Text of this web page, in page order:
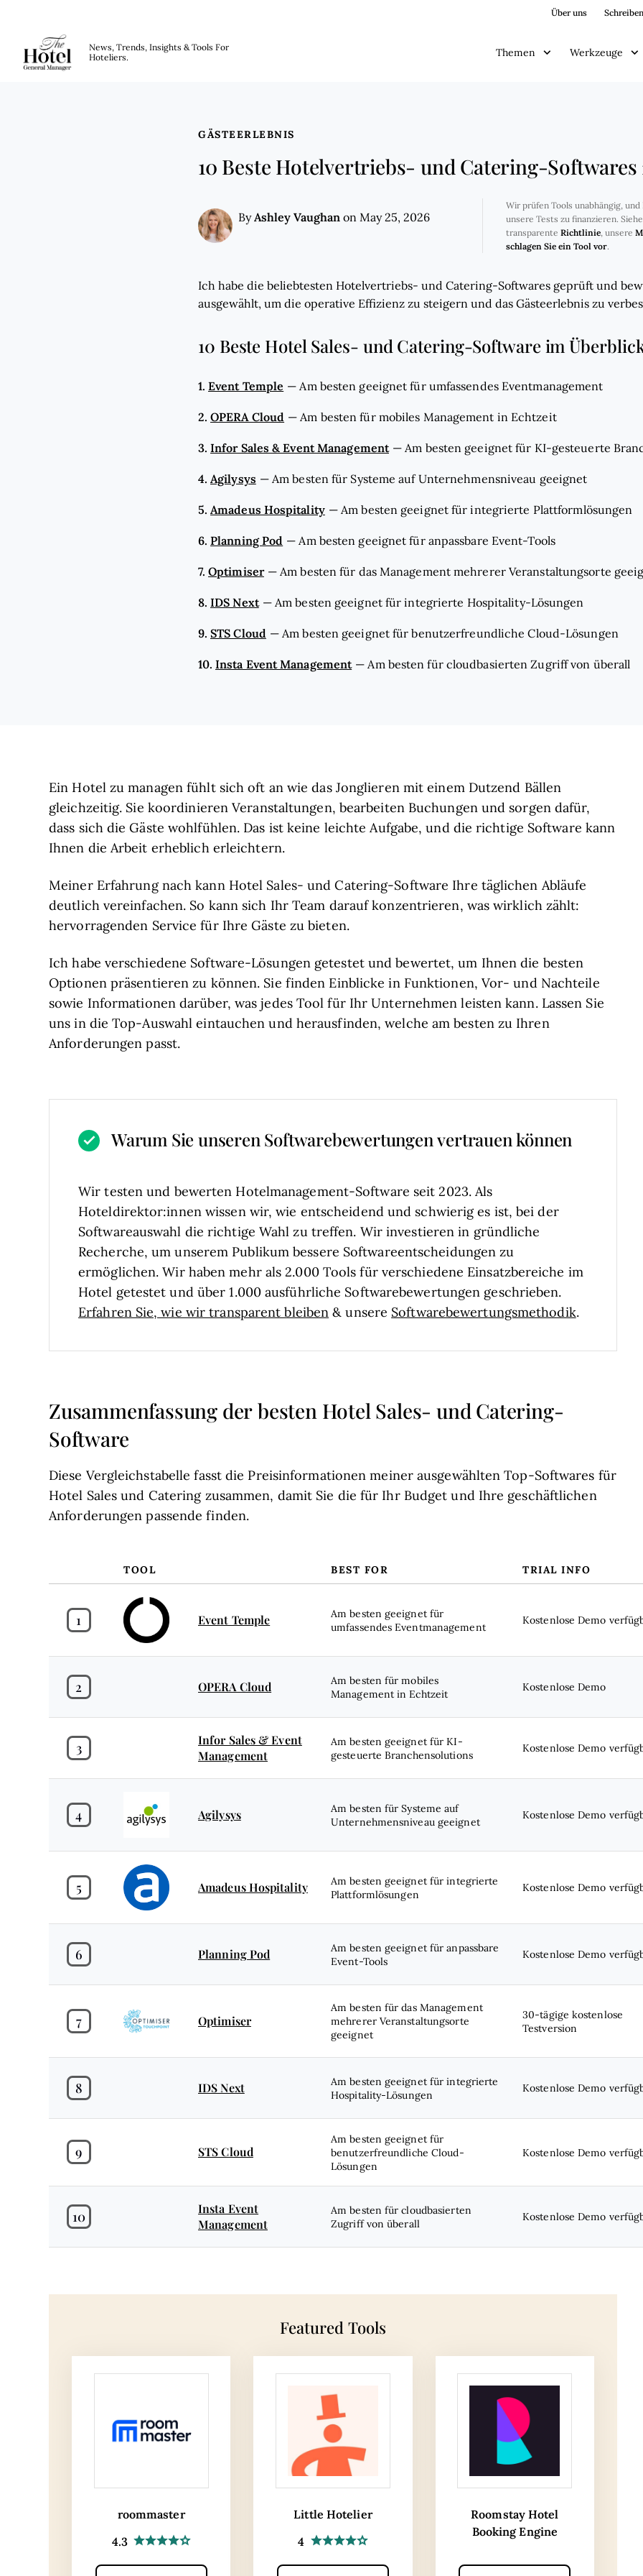
Über uns
News, Trends, Insights & Tools For
Hoteliers.
Themen Werkzeuge
GÄSTEERLEBNIS
10 Beste Hotelvertriebs- und Catering-Softwares
ByAshley Vaughanon May 25, 2026
Wir prüfen Tools unabhängig, und
unsere Tests zu finanzieren.
transparente Richtlinie, unsere
schlagen Sie ein Tool vor.
Ich habe die beliebtesten Hotelvertriebs- und Catering-Softwares geprüft und
ausgewählt, um die operative Effizienz zu steigern und das Gästeerlebnis zu
10 Beste Hotel Sales- und Catering-Software im
1. Event Temple — Am besten geeignet für umfassendes Eventmanagement
2. OPERA Cloud — Am besten für mobiles Management in Echtzeit
3. Infor Sales & Event Management — Am besten geeignet für KI-gesteuerte
4. Agilysys — Am besten für Systeme auf Unternehmensniveau geeignet
5. Amadeus Hospitality — Am besten geeignet für integrierte Plattformlösungen
6. Planning Pod — Am besten geeignet für anpassbare Event-Tools
7. Optimiser — Am besten für das Management mehrerer Veranstaltungsorte
8. IDS Next — Am besten geeignet für integrierte Hospitality-Lösungen
9. STS Cloud — Am besten geeignet für benutzerfreundliche Cloud-Lösungen
10. Insta Event Management — Am besten für cloudbasierten Zugriff von überall
Ein Hotel zu managen fühlt sich oft an wie das Jonglieren mit einem Dutzend Bällen
gleichzeitig. Sie koordinieren Veranstaltungen, bearbeiten Buchungen und sorgen dafür,
dass sich die Gäste wohlfühlen. Das ist keine leichte Aufgabe, und die richtige Software kann
Ihnen die Arbeit erheblich erleichtern.
Meiner Erfahrung nach kann Hotel Sales- und Catering-Software Ihre täglichen Abläufe
deutlich vereinfachen. So kann sich Ihr Team darauf konzentrieren, was wirklich zählt:
hervorragenden Service für Ihre Gäste zu bieten.
Ich habe verschiedene Software-Lösungen getestet und bewertet, um Ihnen die besten
Optionen präsentieren zu können. Sie finden Einblicke in Funktionen, Vor- und Nachteile
sowie Informationen darüber, was jedes Tool für Ihr Unternehmen leisten kann. Lassen Sie
uns in die Top-Auswahl eintauchen und herausfinden, welche am besten zu Ihren
Anforderungen passt.
Warum Sie unseren Softwarebewertungen vertrauen können
Wir testen und bewerten Hotelmanagement-Software seit 2023. Als
Hoteldirektor:innen wissen wir, wie entscheidend und schwierig es ist, bei der
Softwareauswahl die richtige Wahl zu treffen. Wir investieren in gründliche
Recherche, um unserem Publikum bessere Softwareentscheidungen zu
ermöglichen. Wir haben mehr als 2.000 Tools für verschiedene Einsatzbereiche im
Hotel getestet und über 1.000 ausführliche Softwarebewertungen geschrieben.
Erfahren Sie, wie wir transparent bleiben & unsere Softwarebewertungsmethodik.
Zusammenfassung der besten Hotel Sales- und Catering-
Software
Diese Vergleichstabelle fasst die Preisinformationen meiner ausgewählten Top-Softwares für
Hotel Sales und Catering zusammen, damit Sie die für Ihr Budget und Ihre geschäftlichen
Anforderungen passende finden.
TOOL BEST FOR TRIAL INFO
1 Event Temple
Am besten geeignet für
umfassendes Eventmanagement
Kostenlose Demo
2 OPERA Cloud
Am besten für mobiles
Management in Echtzeit
Kostenlose Demo
3
Infor Sales & Event
Management
Am besten geeignet für KI-
gesteuerte Branchensolutions
Kostenlose Demo
4 Agilysys
Am besten für Systeme auf
Unternehmensniveau geeignet
Kostenlose Demo
5 Amadeus Hospitality
Am besten geeignet für integrierte
Plattformlösungen
Kostenlose Demo
6 Planning Pod
Am besten geeignet für anpassbare
Event-Tools
Kostenlose Demo
7 Optimiser
Am besten für das Management
mehrerer Veranstaltungsorte
geeignet
30-tägige kostenlose
Testversion
8 IDS Next
Am besten geeignet für integrierte
Hospitality-Lösungen
Kostenlose Demo
9 STS Cloud
Am besten geeignet für
benutzerfreundliche Cloud-
Lösungen
Kostenlose Demo
10
Insta Event
Management
Am besten für cloudbasierten
Zugriff von überall
Kostenlose Demo
Featured Tools
roommaster
4.3
Little Hotelier
4
Roomstay Hotel
Booking Engine